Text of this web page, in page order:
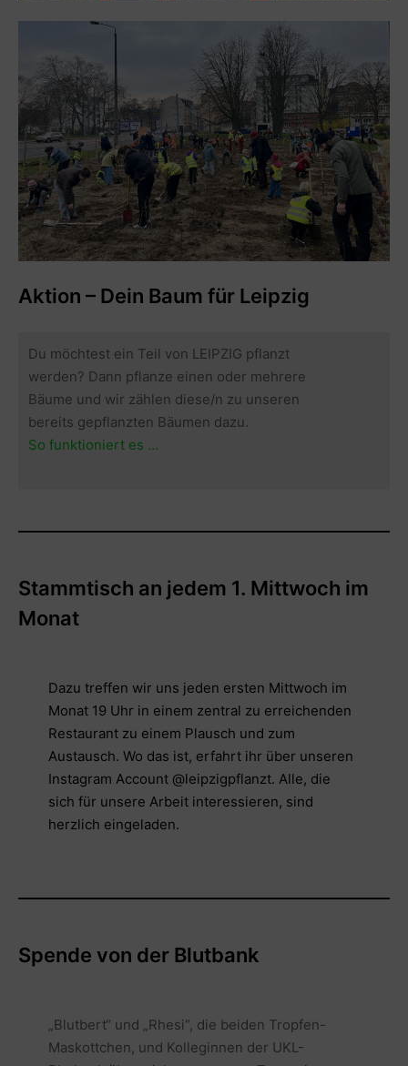
Aktion – Dein Baum für Leipzig
Du möchtest ein Teil von LEIPZIG pflanzt
werden? Dann pflanze einen oder mehrere
Bäume und wir zählen diese/n zu unseren
bereits gepflanzten Bäumen dazu.
So funktioniert es …
Stammtisch an jedem 1. Mittwoch im
Monat
Dazu treffen wir uns jeden ersten Mittwoch im
Monat 19 Uhr in einem zentral zu erreichenden
Restaurant zu einem Plausch und zum
Austausch. Wo das ist, erfahrt ihr über unseren
Instagram Account @leipzigpflanzt. Alle, die
sich für unsere Arbeit interessieren, sind
herzlich eingeladen.
Spende von der Blutbank
„Blutbert“ und „Rhesi“, die beiden Tropfen-
Maskottchen, und Kolleginnen der UKL-